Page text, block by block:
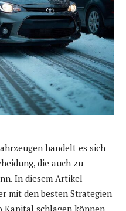
handelt es sich
die auch zu
In diesem Artikel
mit den besten Strategien